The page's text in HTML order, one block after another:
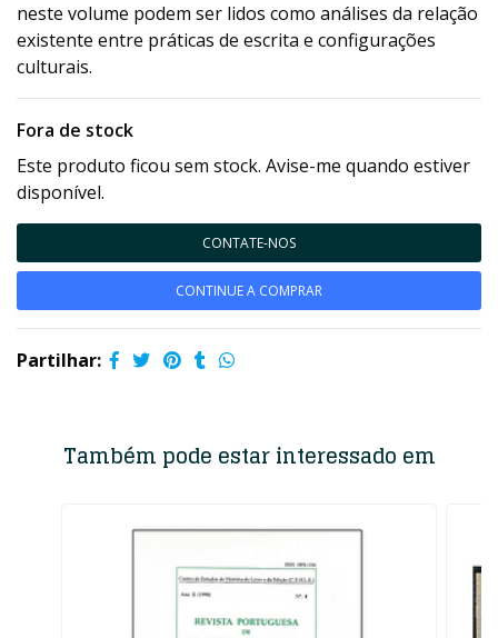
neste volume podem ser lidos como análises da relação
existente entre práticas de escrita e configurações
culturais.
Fora de stock
Este produto ficou sem stock. Avise-me quando estiver
disponível.
CONTATE-NOS
CONTINUE A COMPRAR
Partilhar:
Também pode estar interessado em